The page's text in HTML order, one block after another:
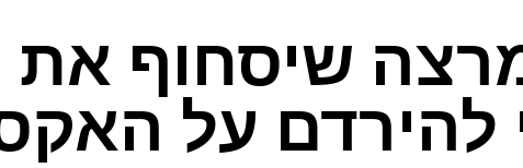
שיסחוף
להירדם על